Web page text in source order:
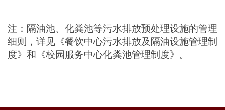
注：隔油池、化粪池等污水排放预处理设施的管理
细则，详见《餐饮中心污水排放及隔油设施管理制
度》和《校园服务中心化粪池管理制度》。